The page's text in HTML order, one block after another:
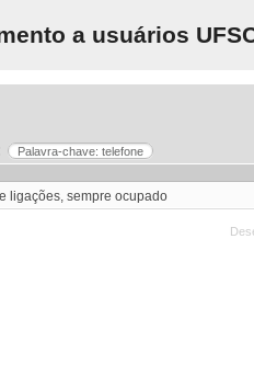
a usuários
Palavra-chave: telefone
ligações, sempre ocupado